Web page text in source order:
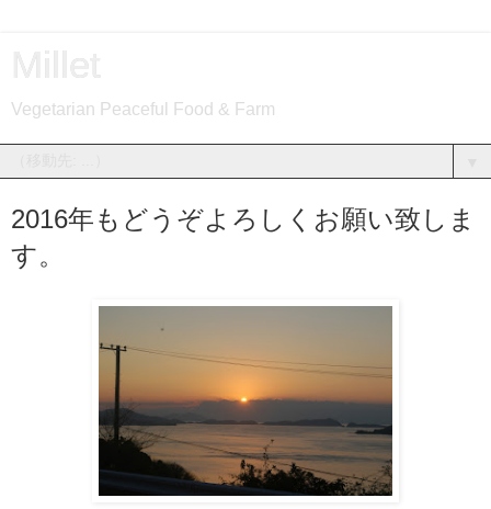
Vegetarian Peaceful Food & Farm
2016年もどうぞよろしくお願い致しま
す。